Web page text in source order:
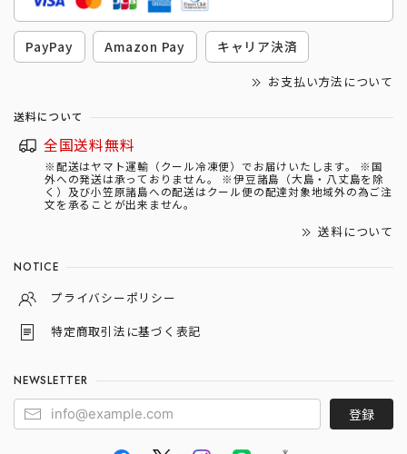
PayPay Amazon Pay キャリア決済
お支払い方法について
送料について
全国送料無料
※配送はヤマト運輸（クール冷凍便）でお届けいたします。 ※国
外への発送は承っておりません。 ※伊豆諸島（大島・八丈島を除
く）及び小笠原諸島への配送はクール便の配達対象地域外の為ご注
文を承ることが出来ません。
送料について
NOTICE
プライバシーポリシー
特定商取引法に基づく表記
NEWSLETTER
登録